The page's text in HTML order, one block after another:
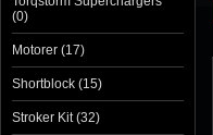
(0)
Motorer (17)
Shortblock (15)
Stroker Kit (32)